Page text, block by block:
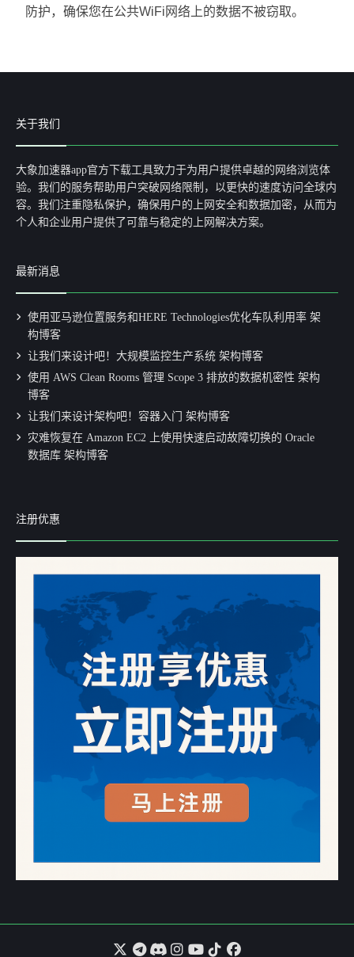
防护，确保您在公共WiFi网络上的数据不被窃取。
关于我们
大象加速器app官方下载工具致力于为用户提供卓越的网络浏览体
验。我们的服务帮助用户突破网络限制，以更快的速度访问全球内
容。我们注重隐私保护，确保用户的上网安全和数据加密，从而为
个人和企业用户提供了可靠与稳定的上网解决方案。
最新消息
使用亚马逊位置服务和HERE Technologies优化车队利用率 架
构博客
让我们来设计吧！大规模监控生产系统 架构博客
使用 AWS Clean Rooms 管理 Scope 3 排放的数据机密性 架构
博客
让我们来设计架构吧！容器入门 架构博客
灾难恢复在 Amazon EC2 上使用快速启动故障切换的 Oracle
数据库 架构博客
注册优惠